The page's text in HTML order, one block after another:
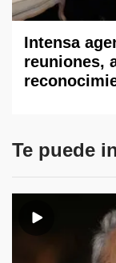
Intensa
reuniones,
Te puede